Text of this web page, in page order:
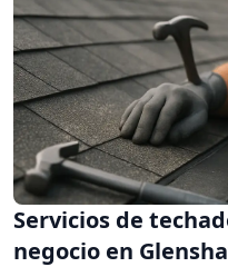
Servicios de
negocio en